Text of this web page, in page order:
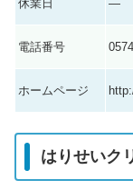
休業日 ―
電話番号
ホームページ
はりせいク